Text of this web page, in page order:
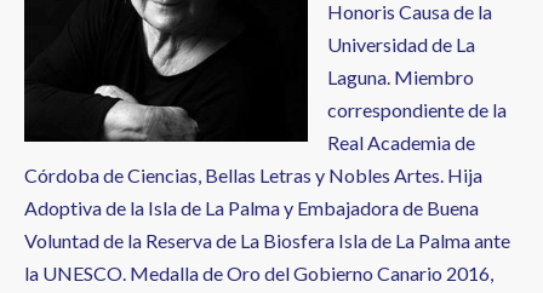
Honoris Causa de la
Universidad de La
Laguna. Miembro
correspondiente de la
Real Academia de
Córdoba de Ciencias, Bellas Letras y Nobles Artes. Hija
Adoptiva de la Isla de La Palma y Embajadora de Buena
Voluntad de la Reserva de La Biosfera Isla de La Palma ante
la UNESCO. Medalla de Oro del Gobierno Canario 2016,